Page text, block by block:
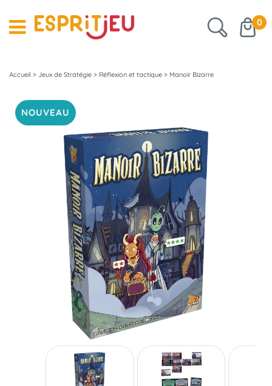
0
Accueil > Jeux de Stratégie > Réflexion et tactique > Manoir Bizarre
NOUVEAU